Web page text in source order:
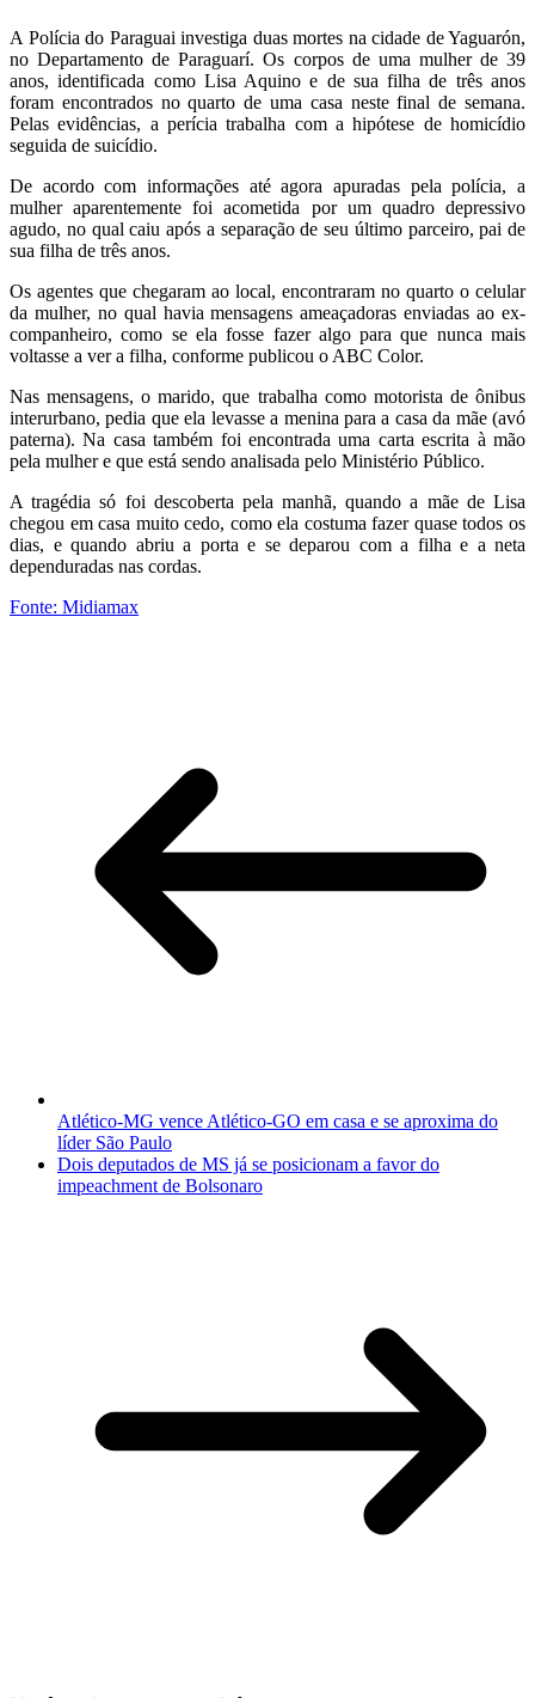
A Polícia do Paraguai investiga duas mortes na cidade de Yaguarón,
no Departamento de Paraguarí. Os corpos de uma mulher de 39
anos, identificada como Lisa Aquino e de sua filha de três anos
foram encontrados no quarto de uma casa neste final de semana.
Pelas evidências, a perícia trabalha com a hipótese de homicídio
seguida de suicídio.
De acordo com informações até agora apuradas pela polícia, a
mulher aparentemente foi acometida por um quadro depressivo
agudo, no qual caiu após a separação de seu último parceiro, pai de
sua filha de três anos.
Os agentes que chegaram ao local, encontraram no quarto o celular
da mulher, no qual havia mensagens ameaçadoras enviadas ao ex-
companheiro, como se ela fosse fazer algo para que nunca mais
voltasse a ver a filha, conforme publicou o ABC Color.
Nas mensagens, o marido, que trabalha como motorista de ônibus
interurbano, pedia que ela levasse a menina para a casa da mãe (avó
paterna). Na casa também foi encontrada uma carta escrita à mão
pela mulher e que está sendo analisada pelo Ministério Público.
A tragédia só foi descoberta pela manhã, quando a mãe de Lisa
chegou em casa muito cedo, como ela costuma fazer quase todos os
dias, e quando abriu a porta e se deparou com a filha e a neta
dependuradas nas cordas.
Fonte: Midiamax
Atlético-MG vence Atlético-GO em casa e se aproxima do
líder São Paulo
Dois deputados de MS já se posicionam a favor do
impeachment de Bolsonaro